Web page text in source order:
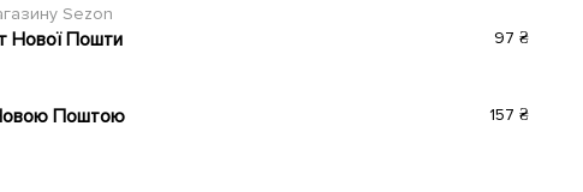
Sezon
Нової Пошти 97 ₴
Поштою 157 ₴